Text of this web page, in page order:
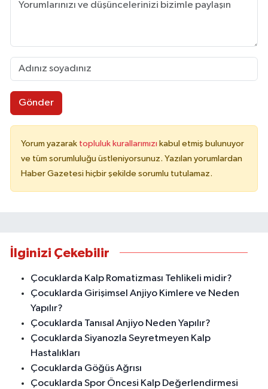
Gönder
Yorum yazarak topluluk kurallarımızı kabul etmiş bulunuyor
ve tüm sorumluluğu üstleniyorsunuz. Yazılan yorumlardan
Haber Gazetesi hiçbir şekilde sorumlu tutulamaz.
İlginizi Çekebilir
Çocuklarda Kalp Romatizması Tehlikeli midir?
Çocuklarda Girişimsel Anjiyo Kimlere ve Neden
Yapılır?
Çocuklarda Tanısal Anjiyo Neden Yapılır?
Çocuklarda Siyanozla Seyretmeyen Kalp
Hastalıkları
Çocuklarda Göğüs Ağrısı
Çocuklarda Spor Öncesi Kalp Değerlendirmesi